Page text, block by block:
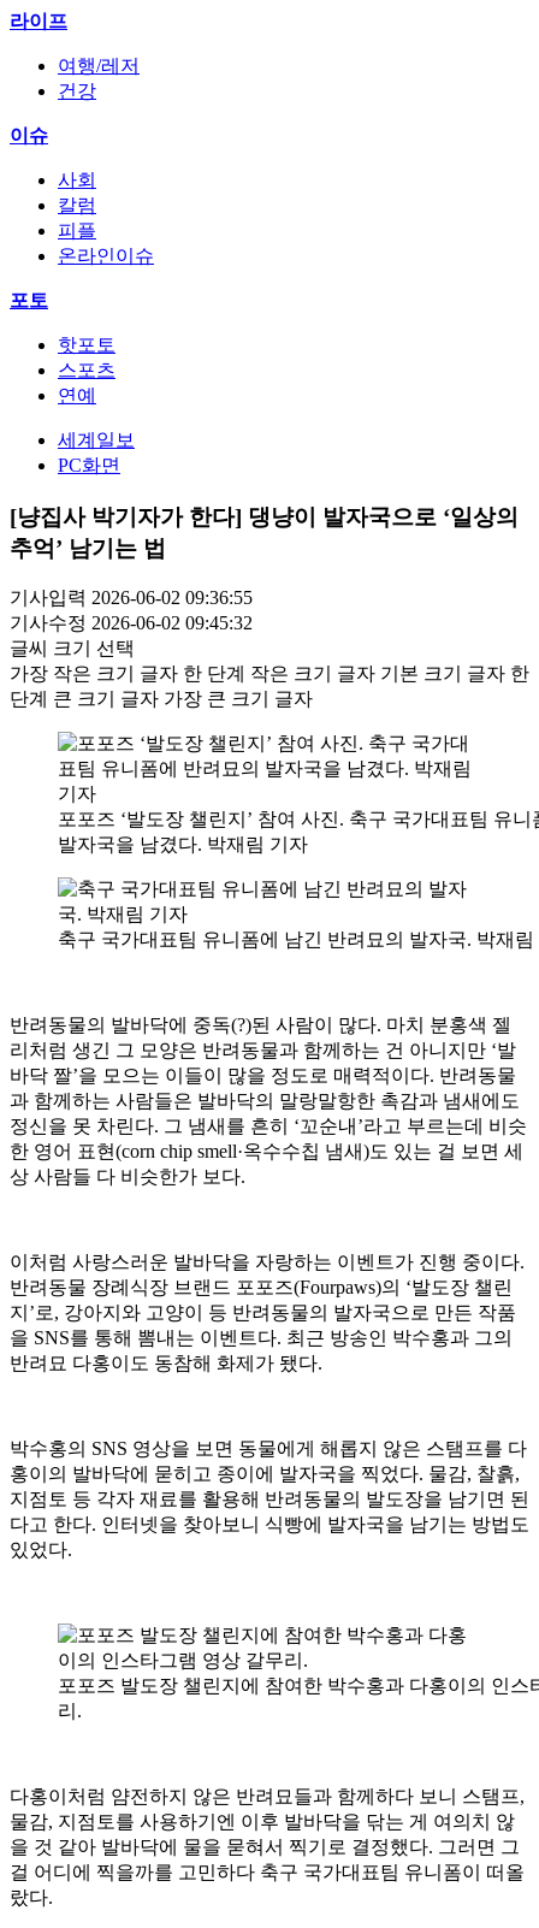
라이프
여행/레저
건강
이슈
사회
칼럼
피플
온라인이슈
포토
핫포토
스포츠
연예
세계일보
PC화면
[냥집사 박기자가 한다] 댕냥이 발자국으로 ‘일상의
추억’ 남기는 법
기사입력 2026-06-02 09:36:55
기사수정 2026-06-02 09:45:32
글씨 크기 선택
가장 작은 크기 글자 한 단계 작은 크기 글자 기본 크기 글자 한
단계 큰 크기 글자 가장 큰 크기 글자
포포즈 ‘발도장 챌린지’ 참여 사진. 축구 국가대표팀 유
발자국을 남겼다. 박재림 기자
축구 국가대표팀 유니폼에 남긴 반려묘의 발자국. 박재림
반려동물의 발바닥에 중독(?)된 사람이 많다. 마치 분홍색 젤
리처럼 생긴 그 모양은 반려동물과 함께하는 건 아니지만 ‘발
바닥 짤’을 모으는 이들이 많을 정도로 매력적이다. 반려동물
과 함께하는 사람들은 발바닥의 말랑말항한 촉감과 냄새에도
정신을 못 차린다. 그 냄새를 흔히 ‘꼬순내’라고 부르는데 비슷
한 영어 표현(corn chip smell·옥수수칩 냄새)도 있는 걸 보면 세
상 사람들 다 비슷한가 보다.
이처럼 사랑스러운 발바닥을 자랑하는 이벤트가 진행 중이다.
반려동물 장례식장 브랜드 포포즈(Fourpaws)의 ‘발도장 챌린
지’로, 강아지와 고양이 등 반려동물의 발자국으로 만든 작품
을 SNS를 통해 뽐내는 이벤트다. 최근 방송인 박수홍과 그의
반려묘 다홍이도 동참해 화제가 됐다.
박수홍의 SNS 영상을 보면 동물에게 해롭지 않은 스탬프를 다
홍이의 발바닥에 묻히고 종이에 발자국을 찍었다. 물감, 찰흙,
지점토 등 각자 재료를 활용해 반려동물의 발도장을 남기면 된
다고 한다. 인터넷을 찾아보니 식빵에 발자국을 남기는 방법도
있었다.
포포즈 발도장 챌린지에 참여한 박수홍과 다홍이의 인스
리.
다홍이처럼 얌전하지 않은 반려묘들과 함께하다 보니 스탬프,
물감, 지점토를 사용하기엔 이후 발바닥을 닦는 게 여의치 않
을 것 같아 발바닥에 물을 묻혀서 찍기로 결정했다. 그러면 그
걸 어디에 찍을까를 고민하다 축구 국가대표팀 유니폼이 떠올
랐다.